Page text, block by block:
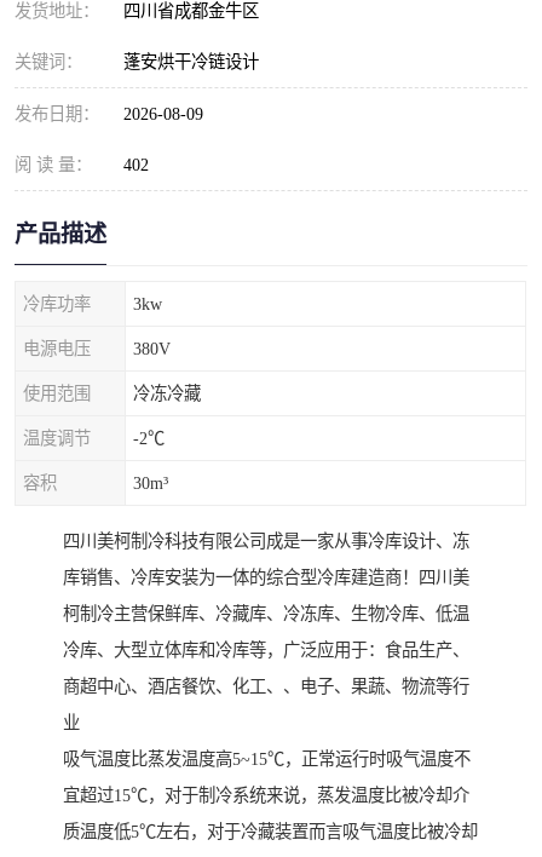
发货地址： 四川省成都金牛区
关键词： 蓬安烘干冷链设计
发布日期： 2026-08-09
阅 读 量： 402
产品描述
冷库功率 3kw
电源电压 380V
使用范围 冷冻冷藏
温度调节 -2℃
容积 30m³
四川美柯制冷科技有限公司成是一家从事冷库设计、冻
库销售、冷库安装为一体的综合型冷库建造商！四川美
柯制冷主营保鲜库、冷藏库、冷冻库、生物冷库、低温
冷库、大型立体库和冷库等，广泛应用于：食品生产、
商超中心、酒店餐饮、化工、、电子、果蔬、物流等行
业
吸气温度比蒸发温度高5~15℃，正常运行时吸气温度不
宜超过15℃，对于制冷系统来说，蒸发温度比被冷却介
质温度低5℃左右，对于冷藏装置而言吸气温度比被冷却